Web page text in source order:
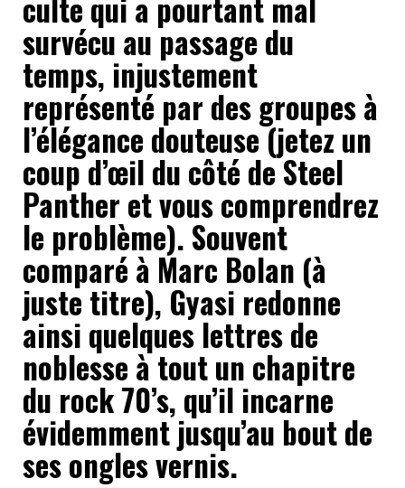
culte qui a pourtant mal
survécu au passage du
temps, injustement
représenté par des groupes à
l’élégance douteuse (jetez un
coup d’œil du côté de Steel
Panther et vous comprendrez
le problème). Souvent
comparé à Marc Bolan (à
juste titre), Gyasi redonne
ainsi quelques lettres de
noblesse à tout un chapitre
du rock 70’s, qu’il incarne
évidemment jusqu’au bout de
ses ongles vernis.